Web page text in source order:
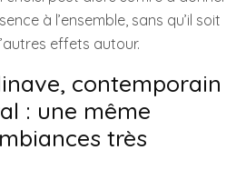
à l’ensemble, sans qu’il soit
effets autour.
contemporain
: une même
très